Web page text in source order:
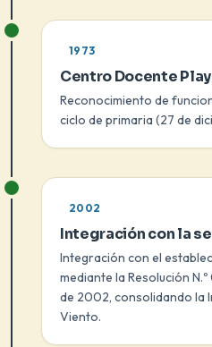
1973
Centro Docente
Reconocimiento de
ciclo de primaria (27 de
2002
Integración con la
Integración con el
mediante la Resolución
de 2002, consolidando la
Viento.